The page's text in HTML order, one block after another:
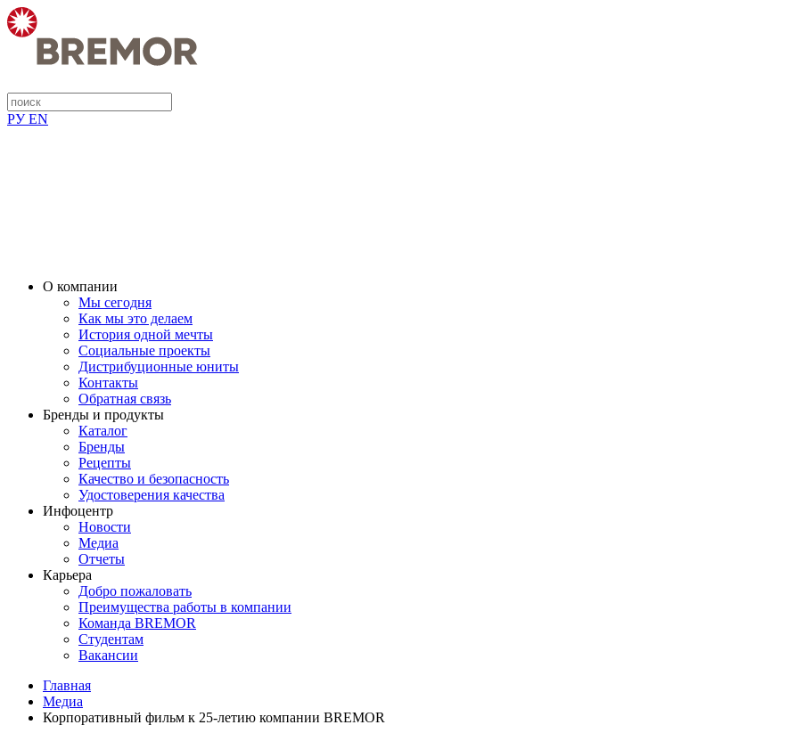
РУ EN
О компании
Мы сегодня
Как мы это делаем
История одной мечты
Социальные проекты
Дистрибуционные юниты
Контакты
Обратная связь
Бренды и продукты
Каталог
Бренды
Рецепты
Качество и безопасность
Удостоверения качества
Инфоцентр
Новости
Медиа
Отчеты
Карьера
Добро пожаловать
Преимущества работы в компании
Команда BREMOR
Студентам
Вакансии
Главная
Медиа
Корпоративный фильм к 25-летию компании BREMOR